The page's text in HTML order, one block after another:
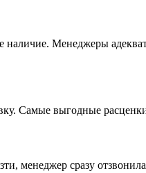
Менеджеры
Самые выгодные
менеджер сразу